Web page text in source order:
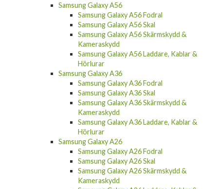
Samsung Galaxy A56 Fodral
Samsung Galaxy A56 Skal
Samsung Galaxy A56 Skärmskydd &
Kameraskydd
Samsung Galaxy A56 Laddare, Kablar &
Hörlurar
Samsung Galaxy A36
Samsung Galaxy A36 Fodral
Samsung Galaxy A36 Skal
Samsung Galaxy A36 Skärmskydd &
Kameraskydd
Samsung Galaxy A36 Laddare, Kablar &
Hörlurar
Samsung Galaxy A26
Samsung Galaxy A26 Fodral
Samsung Galaxy A26 Skal
Samsung Galaxy A26 Skärmskydd &
Kameraskydd
Samsung Galaxy A26 Laddare, Kablar &